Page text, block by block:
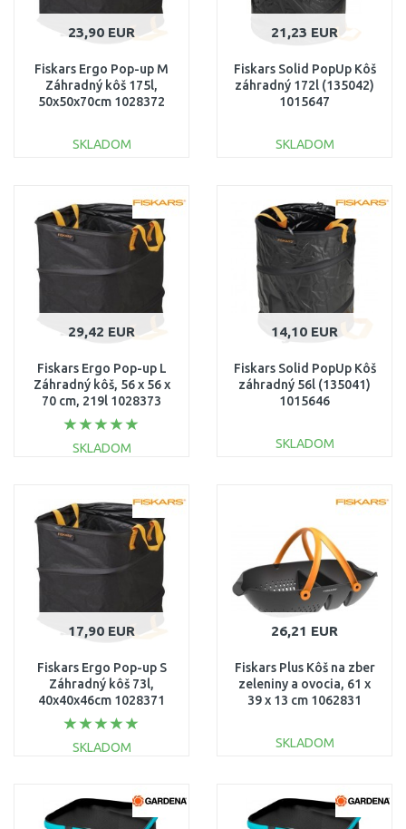
23,90 EUR
Fiskars Ergo Pop-up M
Záhradný kôš 175l,
50x50x70cm 1028372
SKLADOM
Porovnať
21,23 EUR
Fiskars Solid PopUp Kôš
záhradný 172l (135042)
1015647
SKLADOM
Porovnať
29,42 EUR
Fiskars Ergo Pop-up L
Záhradný kôš, 56 x 56 x
70 cm, 219l 1028373
SKLADOM
Porovnať
14,10 EUR
Fiskars Solid PopUp Kôš
záhradný 56l (135041)
1015646
SKLADOM
17,90 EUR
Fiskars Ergo Pop-up S
Záhradný kôš 73l,
40x40x46cm 1028371
SKLADOM
Porovnať
26,21 EUR
Fiskars Plus Kôš na zber
zeleniny a ovocia, 61 x
39 x 13 cm 1062831
SKLADOM
Porovnať